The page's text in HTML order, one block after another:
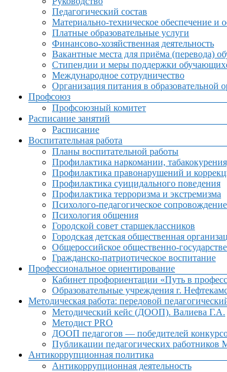
Педагогический состав
Материально-техническое обеспечение и
Платные образовательные услуги
Финансово-хозяйственная деятельность
Вакантные места для приёма (перевода)
Стипендии и меры поддержки
Международное сотрудничество
Организация питания в образовательной
Профсоюз
Профсоюзный комитет
Расписание занятий
Расписание
Воспитательная работа
Планы воспитательной работы
Профилактика наркомании,
Профилактика правонарушений и
Профилактика суицидального поведения
Профилактика терроризма и экстремизма
Психолого-педагогическое
Психология общения
Городской совет старшеклассников
Городская детская общественная
Общероссийское общественно-
Гражданско-патриотическое воспитание
Профессиональное ориентирование
Кабинет профориентации «Путь в
Образовательные учреждения г.
Методическая работа: передовой
Методический кейс (ДООП). Валиева Г.А.
Методист PRO
ДООП педагогов — победителей
Публикации педагогических
Антикоррупционная политика
Антикоррупционная деятельность